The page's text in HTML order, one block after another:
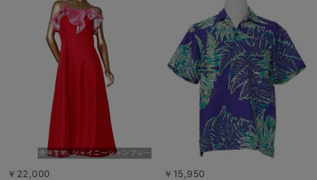
￥22,000 ￥15,950